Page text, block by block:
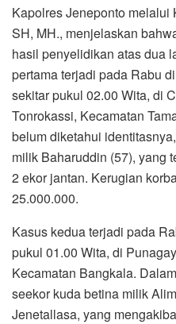
Kapolres Jeneponto melalui
SH, MH., menjelaskan
hasil penyelidikan atas dua
pertama terjadi pada Rabu
sekitar pukul 02.00 Wita, di
Tonrokassi, Kecamatan
belum diketahui
milik Baharuddin (57), yang
2 ekor jantan. Kerugian
25.000.000.
Kasus kedua terjadi pada
pukul 01.00 Wita, di
Kecamatan Bangkala.
seekor kuda betina milik
Jenetallasa, yang